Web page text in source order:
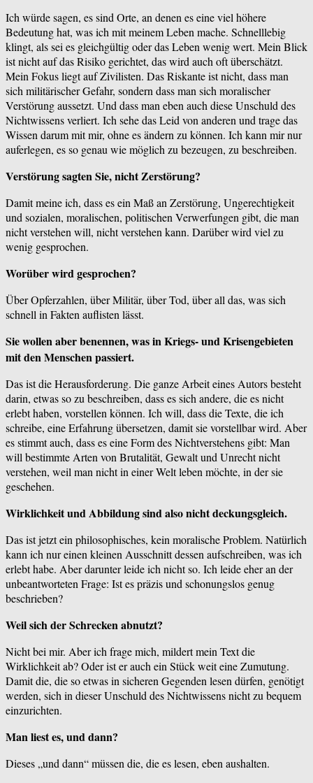
Ich würde sagen, es sind Orte, an denen es eine viel höhere
Bedeutung hat, was ich mit meinem Leben mache. Schnelllebig
klingt, als sei es gleichgültig oder das Leben wenig wert. Mein Blick
ist nicht auf das Risiko gerichtet, das wird auch oft überschätzt.
Mein Fokus liegt auf Zivilisten. Das Riskante ist nicht, dass man
sich militärischer Gefahr, sondern dass man sich moralischer
Verstörung aussetzt. Und dass man eben auch diese Unschuld des
Nichtwissens verliert. Ich sehe das Leid von anderen und trage das
Wissen darum mit mir, ohne es ändern zu können. Ich kann mir nur
auferlegen, es so genau wie möglich zu bezeugen, zu beschreiben.
Verstörung sagten Sie, nicht Zerstörung?
Damit meine ich, dass es ein Maß an Zerstörung, Ungerechtigkeit
und sozialen, moralischen, politischen Verwerfungen gibt, die man
nicht verstehen will, nicht verstehen kann. Darüber wird viel zu
wenig gesprochen.
Worüber wird gesprochen?
Über Opferzahlen, über Militär, über Tod, über all das, was sich
schnell in Fakten auflisten lässt.
Sie wollen aber benennen, was in Kriegs- und Krisengebieten
mit den Menschen passiert.
Das ist die Herausforderung. Die ganze Arbeit eines Autors besteht
darin, etwas so zu beschreiben, dass es sich andere, die es nicht
erlebt haben, vorstellen können. Ich will, dass die Texte, die ich
schreibe, eine Erfahrung übersetzen, damit sie vorstellbar wird. Aber
es stimmt auch, dass es eine Form des Nichtverstehens gibt: Man
will bestimmte Arten von Brutalität, Gewalt und Unrecht nicht
verstehen, weil man nicht in einer Welt leben möchte, in der sie
geschehen.
Wirklichkeit und Abbildung sind also nicht deckungsgleich.
Das ist jetzt ein philosophisches, kein moralische Problem. Natürlich
kann ich nur einen kleinen Ausschnitt dessen aufschreiben, was ich
erlebt habe. Aber darunter leide ich nicht so. Ich leide eher an der
unbeantworteten Frage: Ist es präzis und schonungslos genug
beschrieben?
Weil sich der Schrecken abnutzt?
Nicht bei mir. Aber ich frage mich, mildert mein Text die
Wirklichkeit ab? Oder ist er auch ein Stück weit eine Zumutung.
Damit die, die so etwas in sicheren Gegenden lesen dürfen, genötigt
werden, sich in dieser Unschuld des Nichtwissens nicht zu bequem
einzurichten.
Man liest es, und dann?
Dieses „und dann“ müssen die, die es lesen, eben aushalten.